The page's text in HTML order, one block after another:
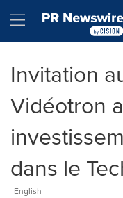
Hamburger
Invitation
Vidéotron
dans le
English